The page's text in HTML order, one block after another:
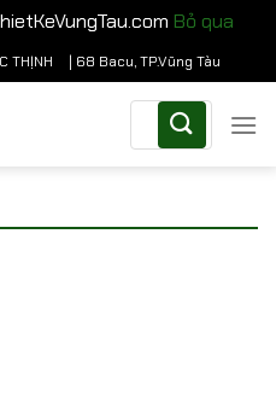
Bỏ qua
THỊNH | 68 Bacu, TP.Vũng Tàu
kiếm: